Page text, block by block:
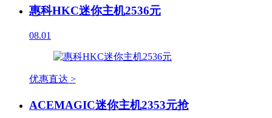
惠科HKC迷你主机2536元
08.01
优惠直达 >
ACEMAGIC迷你主机2353元抢